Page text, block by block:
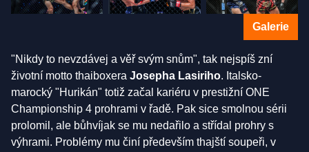
Galerie
"Nikdy to nevzdávej a věř svým snům", tak nejspíš zní
životní motto thaiboxera Josepha Lasiriho. Italsko-
marocký "Hurikán" totiž začal kariéru v prestižní ONE
Championship 4 prohrami v řadě. Pak sice smolnou sérii
prolomil, ale bůhvíjak se mu nedařilo a střídal prohry s
výhrami. Problémy mu činí především thajští soupeři, v